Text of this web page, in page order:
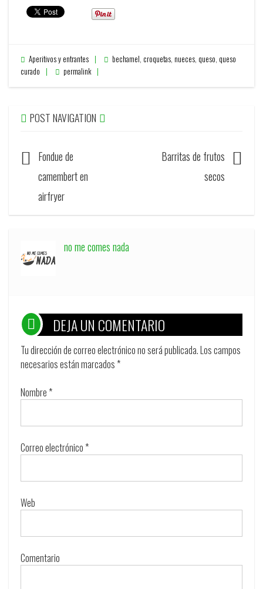
Aperitivos y entrantes bechamel, croquetas, nueces, queso, queso
curado
permalink
POST NAVIGATION
Fondue de
camembert en
airfryer
Barritas de frutos
secos
no me comes nada
DEJA UN COMENTARIO
Tu dirección de correo electrónico no será publicada.Los campos
necesarios están marcados *
Nombre *
Correo electrónico *
Web
Comentario